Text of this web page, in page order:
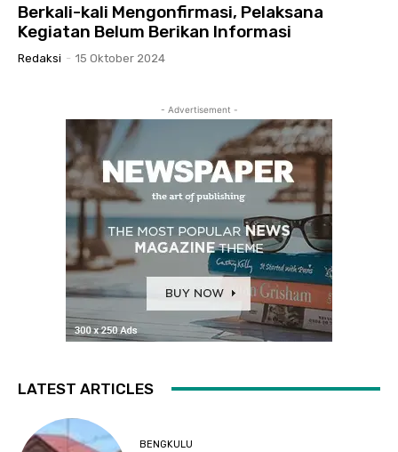
Berkali-kali Mengonfirmasi, Pelaksana
Kegiatan Belum Berikan Informasi
Redaksi - 15 Oktober 2024
- Advertisement -
LATEST ARTICLES
BENGKULU